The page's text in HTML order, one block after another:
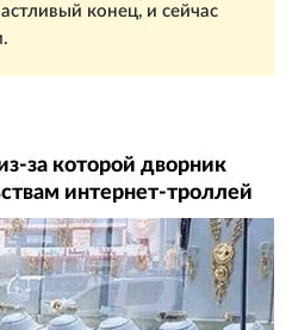
конец, и сейчас
за которой дворник
интернет-троллей